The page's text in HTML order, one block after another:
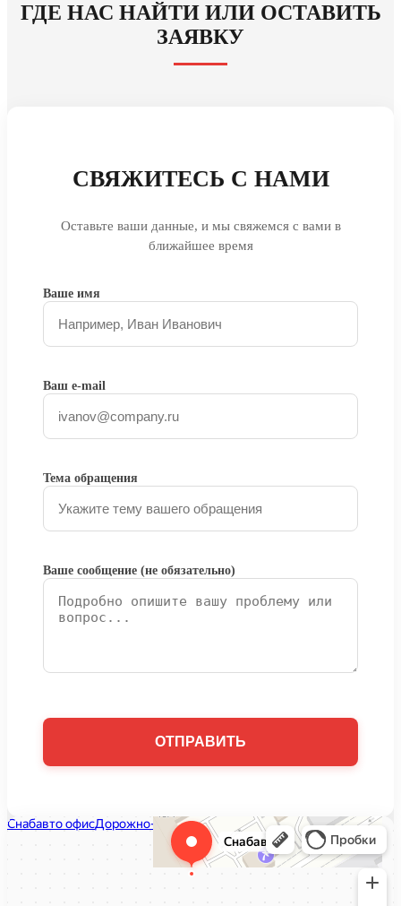
ГДЕ НАС НАЙТИ ИЛИ ОСТАВИТЬ
ЗАЯВКУ
СВЯЖИТЕСЬ С НАМИ
Оставьте ваши данные, и мы свяжемся с вами в
ближайшее время
Ваше имя
Ваш e-mail
Тема обращения
Ваше сообщение (не обязательно)